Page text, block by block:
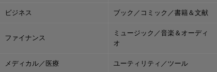
ビジネス ブック／コミック／書籍＆文献
ファイナンス
ミュージック／音楽＆オーディ
オ
メディカル／医療 ユーティリティ／ツール